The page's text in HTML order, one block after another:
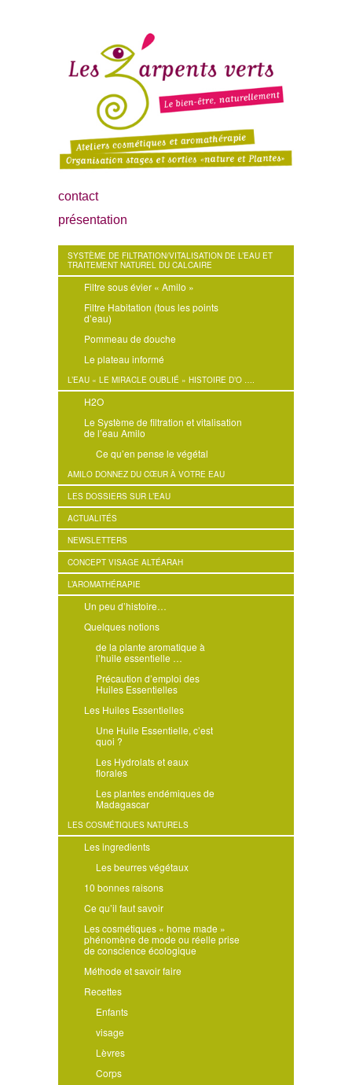
contact
présentation
SYSTÈME DE FILTRATION/VITALISATION DE L’EAU ET
TRAITEMENT NATUREL DU CALCAIRE
Filtre sous évier « Amilo »
Filtre Habitation (tous les points
d’eau)
Pommeau de douche
Le plateau informé
L’EAU « LE MIRACLE OUBLIÉ » HISTOIRE D’O ….
H2O
Le Système de filtration et vitalisation
de l’eau Amilo
Ce qu’en pense le végétal
AMILO DONNEZ DU CŒUR À VOTRE EAU
LES DOSSIERS SUR L’EAU
ACTUALITÉS
NEWSLETTERS
CONCEPT VISAGE ALTÉARAH
L’AROMATHÉRAPIE
Un peu d’histoire…
Quelques notions
de la plante aromatique à
l’huile essentielle …
Précaution d’emploi des
Huiles Essentielles
Les Huiles Essentielles
Une Huile Essentielle, c’est
quoi ?
Les Hydrolats et eaux
florales
Les plantes endémiques de
Madagascar
LES COSMÉTIQUES NATURELS
Les ingredients
Les beurres végétaux
10 bonnes raisons
Ce qu’il faut savoir
Les cosmétiques « home made »
phénomène de mode ou réelle prise
de conscience écologique
Méthode et savoir faire
Recettes
Enfants
visage
Lèvres
Corps